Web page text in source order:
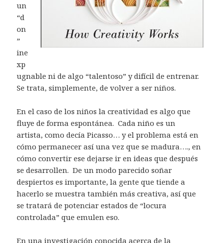
un
“d
on
”
ine
xp
ugnable ni de algo “talentoso” y difícil de entrenar.
Se trata, simplemente, de volver a ser niños.
En el caso de los niños la creatividad es algo que
fluye de forma espontánea. Cada niño es un
artista, como decía Picasso… y el problema está en
cómo permanecer así una vez que se madura…., en
cómo convertir ese dejarse ir en ideas que después
se desarrollen. De un modo parecido soñar
despiertos es importante, la gente que tiende a
hacerlo se muestra también más creativa, así que
se tratará de potenciar estados de “locura
controlada” que emulen eso.
En una investigación conocida acerca de la